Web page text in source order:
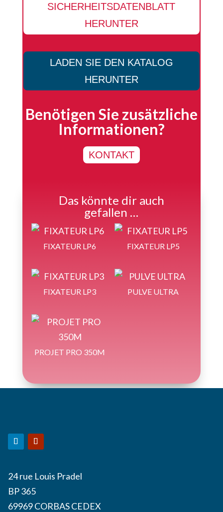
SICHERHEITSDATENBLATT
HERUNTER
LADEN SIE DEN KATALOG
HERUNTER
Benötigen Sie zusätzliche
Informationen?
KONTAKT
Das könnte dir auch
gefallen …
FIXATEUR LP6 FIXATEUR LP5
FIXATEUR LP3 PULVE ULTRA
PROJET PRO 350M
24 rue Louis Pradel
BP 365
69969 CORBAS CEDEX